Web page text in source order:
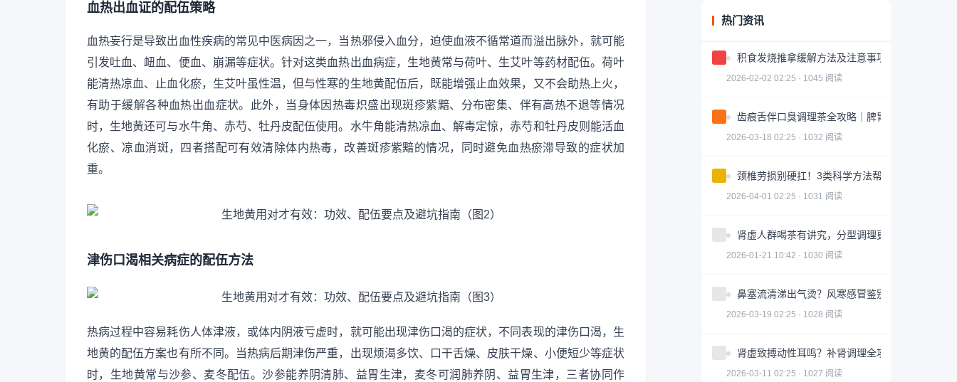
血热出血证的配伍策略
血热妄行是导致出血性疾病的常见中医病因之一，当热邪侵入血分，迫使血液不循常道而溢出脉外，就可能
引发吐血、衄血、便血、崩漏等症状。针对这类血热出血病症，生地黄常与荷叶、生艾叶等药材配伍。荷叶
能清热凉血、止血化瘀，生艾叶虽性温，但与性寒的生地黄配伍后，既能增强止血效果，又不会助热上火，
有助于缓解各种血热出血症状。此外，当身体因热毒炽盛出现斑疹紫黯、分布密集、伴有高热不退等情况
时，生地黄还可与水牛角、赤芍、牡丹皮配伍使用。水牛角能清热凉血、解毒定惊，赤芍和牡丹皮则能活血
化瘀、凉血消斑，四者搭配可有效清除体内热毒，改善斑疹紫黯的情况，同时避免血热瘀滞导致的症状加
重。
津伤口渴相关病症的配伍方法
热病过程中容易耗伤人体津液，或体内阴液亏虚时，就可能出现津伤口渴的症状，不同表现的津伤口渴，生
地黄的配伍方案也有所不同。当热病后期津伤严重，出现烦渴多饮、口干舌燥、皮肤干燥、小便短少等症状
时，生地黄常与沙参、麦冬配伍。沙参能养阴清肺、益胃生津，麦冬可润肺养阴、益胃生津，三者协同作
热门资讯
积食发烧推拿缓解方法及注意事项
2026-02-02 02:25 · 1045 阅读
齿痕舌伴口臭调理茶全攻略｜脾胃健康轻松掌握
2026-03-18 02:25 · 1032 阅读
颈椎劳损别硬扛！3类科学方法帮你轻松缓解｜实
2026-04-01 02:25 · 1031 阅读
肾虚人群喝茶有讲究，分型调理更有效
2026-01-21 10:42 · 1030 阅读
鼻塞流清涕出气烫？风寒感冒鉴别指南全攻略
2026-03-19 02:25 · 1028 阅读
肾虚致搏动性耳鸣？补肾调理全攻略｜实用指南
2026-03-11 02:25 · 1027 阅读